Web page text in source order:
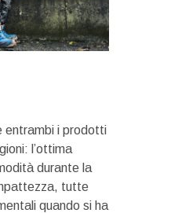
entrambi i prodotti
l’ottima
durante la
tutte
quando si ha